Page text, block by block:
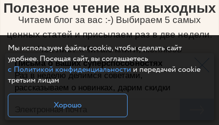
Письма о ваших суперспособностях
Раз в неделю делимся советами,
рассказываем о новинках, дарим скидки
Полезное чтение на выходных
Читаем блог за вас :-) Выбираем 5 самых
ценных статей и присылаем раз в две недели.
Чек-лист «Читаю книги, меняюсь
к лучшему» — уже в первом письме.
Мы используем файлы cookie, чтобы сделать сайт
удобнее. Посещая сайт, вы соглашаетесь
с Политикой конфиденциальностии передачей cookie
третьим лицам
Хорошо